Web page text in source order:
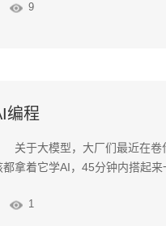
9
编程
关于大模型，大厂们最近在
都拿着它学AI，45分钟内搭起
1